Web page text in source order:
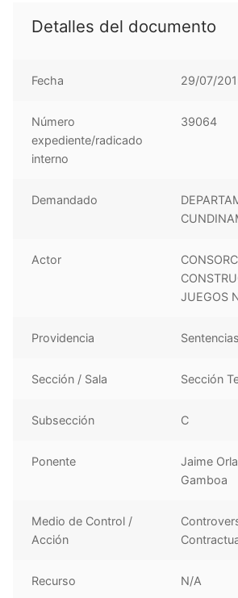
Detalles del documento
Fecha 29/07/
Número
expediente/radicado
interno
39064
Demandado
Actor
JUEGOS
Providencia Sentencias
Sección / Sala Sección
Subsección C
Ponente
Jaime
Gamboa
Medio de Control /
Acción
Recurso N/A